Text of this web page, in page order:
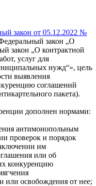
закон от 05.12.2022 №
закон „О
закон „О контрактной
услуг для
нужд“», цель
выявления
соглашений
пакета).
дополнен нормами:
антимонопольным
проверок и порядок
им
или об
конкуренцию
или освобождения от нее;